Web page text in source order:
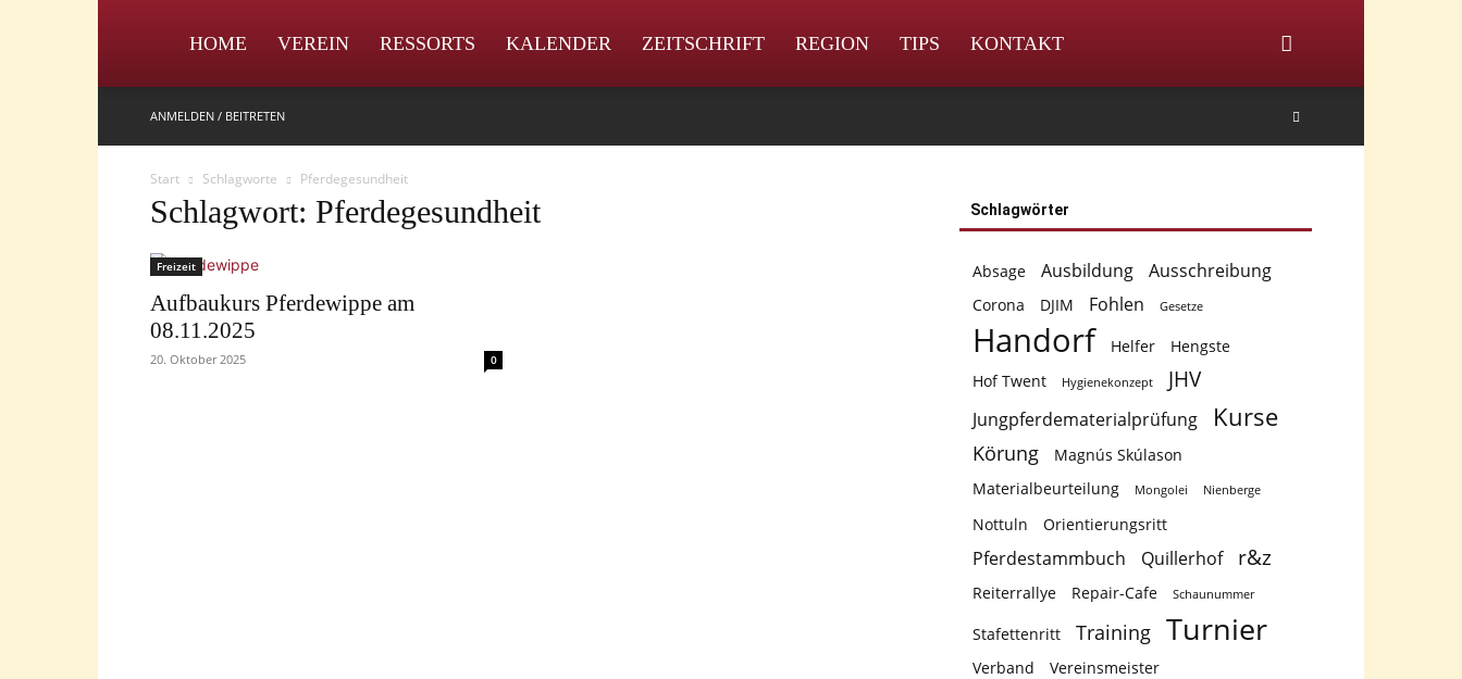
IPZV
HOME VEREIN RESSORTS KALENDER ZEITSCHRIFT REGION TIPS KONTAKT
ANMELDEN / BEITRETEN
Start Schlagworte Pferdegesundheit
Schlagwort: Pferdegesundheit
Freizeit
Aufbaukurs Pferdewippe am
08.11.2025
20. Oktober 2025 0
Schlagwörter
Absage Ausbildung Ausschreibung
Corona DJIM Fohlen Gesetze
Handorf Helfer
Hengste
Hof Twent
Hygienekonzept JHV
Jungpferdematerialprüfung Kurse
Körung
Magnús Skúlason
Materialbeurteilung
Mongolei Nienberge
Nottuln Orientierungsritt
Pferdestammbuch Quillerhof r&z
Reiterrallye Repair-Cafe Schaunummer
Stafettenritt Training Turnier
Verband Vereinsmeister